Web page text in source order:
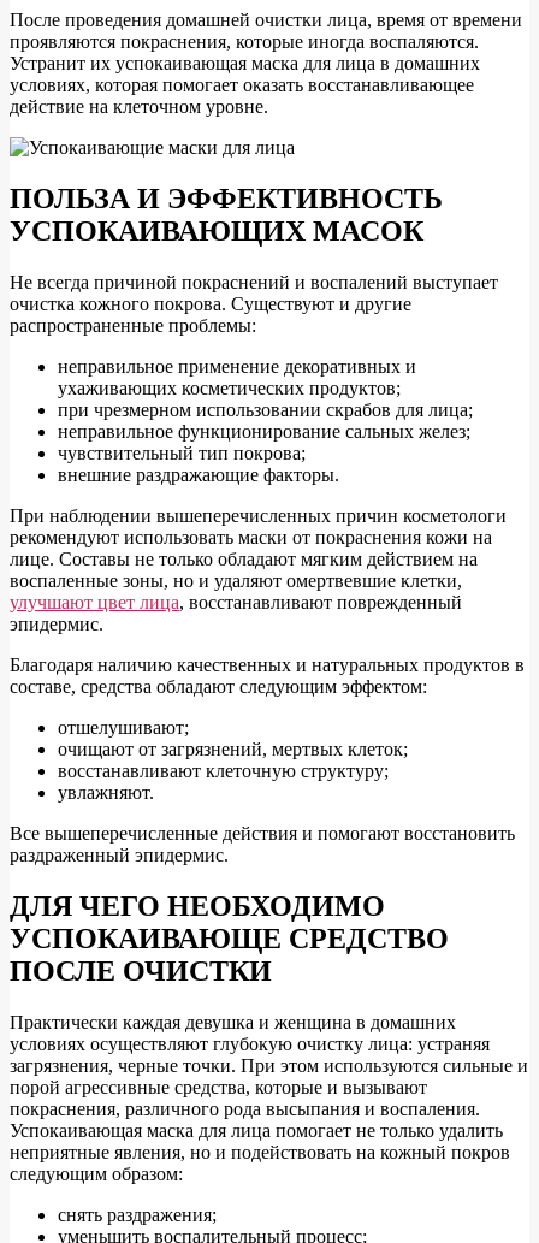
После проведения домашней очистки лица, время от времени
проявляются покраснения, которые иногда воспаляются.
Устранит их успокаивающая маска для лица в домашних
условиях, которая помогает оказать восстанавливающее
действие на клеточном уровне.
ПОЛЬЗА И ЭФФЕКТИВНОСТЬ
УСПОКАИВАЮЩИХ МАСОК
Не всегда причиной покраснений и воспалений выступает
очистка кожного покрова. Существуют и другие
распространенные проблемы:
неправильное применение декоративных и
ухаживающих косметических продуктов;
при чрезмерном использовании скрабов для лица;
неправильное функционирование сальных желез;
чувствительный тип покрова;
внешние раздражающие факторы.
При наблюдении вышеперечисленных причин косметологи
рекомендуют использовать маски от покраснения кожи на
лице. Составы не только обладают мягким действием на
воспаленные зоны, но и удаляют омертвевшие клетки,
улучшают цвет лица, восстанавливают поврежденный
эпидермис.
Благодаря наличию качественных и натуральных продуктов в
составе, средства обладают следующим эффектом:
отшелушивают;
очищают от загрязнений, мертвых клеток;
восстанавливают клеточную структуру;
увлажняют.
Все вышеперечисленные действия и помогают восстановить
раздраженный эпидермис.
ДЛЯ ЧЕГО НЕОБХОДИМО
УСПОКАИВАЮЩЕ СРЕДСТВО
ПОСЛЕ ОЧИСТКИ
Практически каждая девушка и женщина в домашних
условиях осуществляют глубокую очистку лица: устраняя
загрязнения, черные точки. При этом используются сильные и
порой агрессивные средства, которые и вызывают
покраснения, различного рода высыпания и воспаления.
Успокаивающая маска для лица помогает не только удалить
неприятные явления, но и подействовать на кожный покров
следующим образом:
снять раздражения;
уменьшить воспалительный процесс;